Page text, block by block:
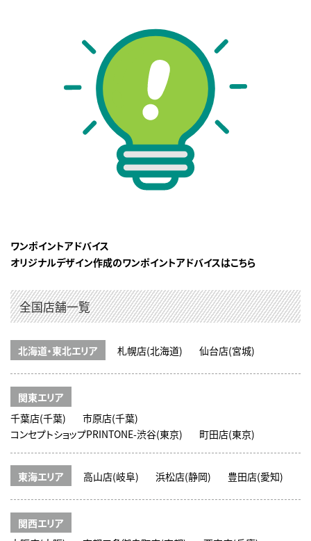
ワンポイントアドバイス
オリジナルデザイン作成のワンポイントアドバイスはこちら
全国店舗一覧
北海道・東北エリア 札幌店(北海道) 仙台店(宮城)
関東エリア
千葉店(千葉)
市原店(千葉)
コンセプトショップPRINTONE-渋谷(東京)
町田店(東京)
東海エリア 高山店(岐阜) 浜松店(静岡) 豊田店(愛知)
関西エリア